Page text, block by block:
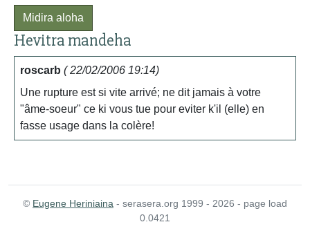
Midira aloha
Hevitra mandeha
roscarb ( 22/02/2006 19:14)
Une rupture est si vite arrivé; ne dit jamais à votre
"âme-soeur" ce ki vous tue pour eviter k'il (elle) en
fasse usage dans la colère!
© Eugene Heriniaina - serasera.org 1999 - 2026 - page load
0.0421